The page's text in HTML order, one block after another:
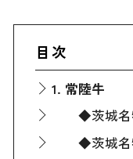
目次
1. 常陸牛